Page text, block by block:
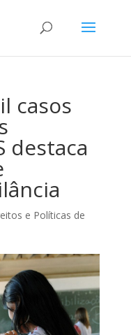
casos
destaca
e Políticas de